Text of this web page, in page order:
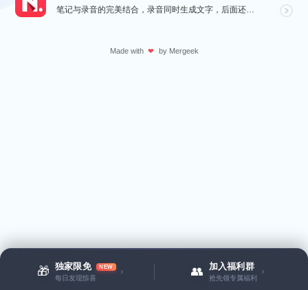
🎁 独家限免 NEW
每日发现惊喜
› 👥 加入福利群
抢先领专属福利
›
笔记与录音的完美结合，录音同时生成文字，后面还会记录下一个时间戳，可以凭着这个时间直接跳转重温，笔记...
Made with ❤ by Mergeek